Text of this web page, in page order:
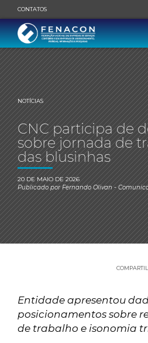
CONTATOS
NOTÍCIAS
CNC participa de
sobre jornada de
das blusinhas
20 DE MAIO DE 2026
Publicado porFernando Olivan-
Entidade apresentou
posicionamentos sobre
de trabalho e isonomia